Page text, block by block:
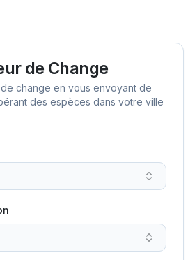
de Change
change en vous envoyant de
des espèces dans votre ville